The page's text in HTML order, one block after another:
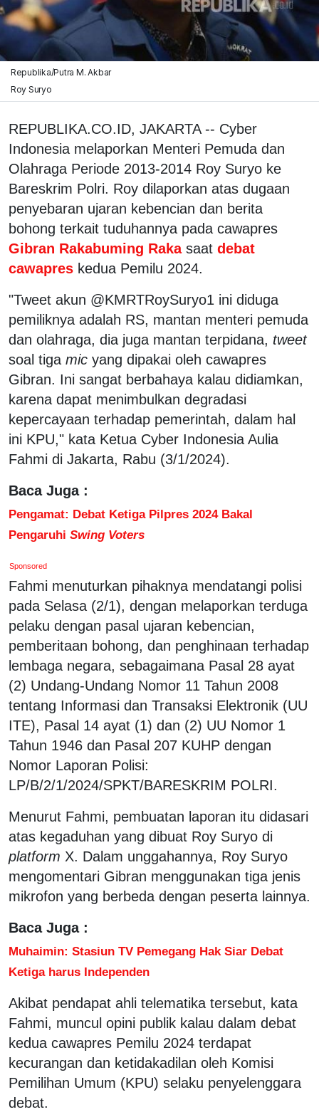
Republika/Putra M. Akbar
Roy Suryo
REPUBLIKA.CO.ID, JAKARTA -- Cyber
Indonesia melaporkan Menteri Pemuda dan
Olahraga Periode 2013-2014 Roy Suryo ke
Bareskrim Polri. Roy dilaporkan atas dugaan
penyebaran ujaran kebencian dan berita
bohong terkait tuduhannya pada cawapres
Gibran Rakabuming Raka saat debat
cawapres kedua Pemilu 2024.
"Tweet akun @KMRTRoySuryo1 ini diduga
pemiliknya adalah RS, mantan menteri pemuda
dan olahraga, dia juga mantan terpidana, tweet
soal tiga mic yang dipakai oleh cawapres
Gibran. Ini sangat berbahaya kalau didiamkan,
karena dapat menimbulkan degradasi
kepercayaan terhadap pemerintah, dalam hal
ini KPU," kata Ketua Cyber Indonesia Aulia
Fahmi di Jakarta, Rabu (3/1/2024).
Baca Juga :
Pengamat: Debat Ketiga Pilpres 2024 Bakal
Pengaruhi Swing Voters
Sponsored
Fahmi menuturkan pihaknya mendatangi polisi
pada Selasa (2/1), dengan melaporkan terduga
pelaku dengan pasal ujaran kebencian,
pemberitaan bohong, dan penghinaan terhadap
lembaga negara, sebagaimana Pasal 28 ayat
(2) Undang-Undang Nomor 11 Tahun 2008
tentang Informasi dan Transaksi Elektronik (UU
ITE), Pasal 14 ayat (1) dan (2) UU Nomor 1
Tahun 1946 dan Pasal 207 KUHP dengan
Nomor Laporan Polisi:
LP/B/2/1/2024/SPKT/BARESKRIM POLRI.
Menurut Fahmi, pembuatan laporan itu didasari
atas kegaduhan yang dibuat Roy Suryo di
platform X. Dalam unggahannya, Roy Suryo
mengomentari Gibran menggunakan tiga jenis
mikrofon yang berbeda dengan peserta lainnya.
Baca Juga :
Muhaimin: Stasiun TV Pemegang Hak Siar Debat
Ketiga harus Independen
Akibat pendapat ahli telematika tersebut, kata
Fahmi, muncul opini publik kalau dalam debat
kedua cawapres Pemilu 2024 terdapat
kecurangan dan ketidakadilan oleh Komisi
Pemilihan Umum (KPU) selaku penyelenggara
debat.